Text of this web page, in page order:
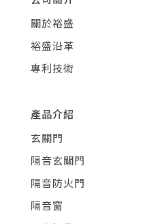
關於裕盛
裕盛沿革
專利技術
產品介紹
玄關門
隔音玄關門
隔音防火門
隔音窗